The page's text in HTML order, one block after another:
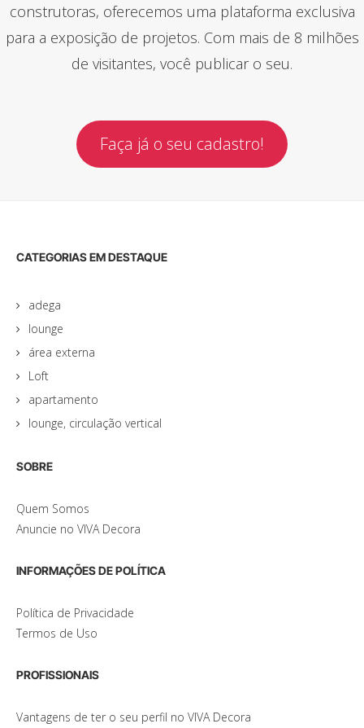
construtoras, oferecemos uma plataforma exclusiva
para a exposição de projetos. Com mais de 8 milhões
de visitantes, você publicar o seu.
Faça já o seu cadastro!
CATEGORIAS EM DESTAQUE
adega
lounge
área externa
Loft
apartamento
lounge, circulação vertical
SOBRE
Quem Somos
Anuncie no VIVA Decora
INFORMAÇÕES DE POLÍTICA
Política de Privacidade
Termos de Uso
PROFISSIONAIS
Vantagens de ter o seu perfil no VIVA Decora